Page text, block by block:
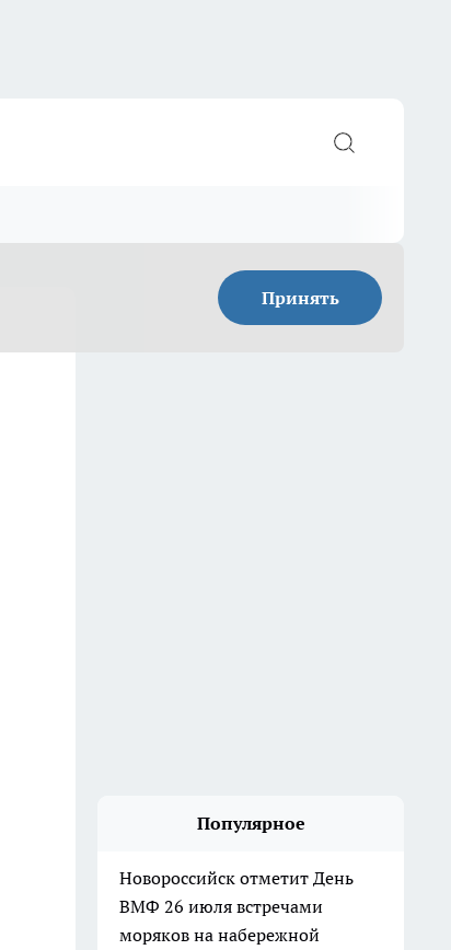
Принять
Популярное
Новороссийск отметит День
ВМФ 26 июля встречами
моряков на набережной